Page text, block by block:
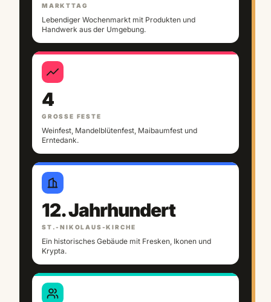
MARKTTAG
Lebendiger Wochenmarkt mit Produkten und
Handwerk aus der Umgebung.
4
GROSSE FESTE
Weinfest, Mandelblütenfest, Maibaumfest und
Erntedank.
12. Jahrhundert
ST.-NIKOLAUS-KIRCHE
Ein historisches Gebäude mit Fresken, Ikonen und
Krypta.